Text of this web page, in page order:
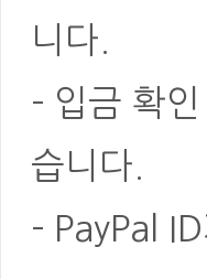
니다.
- 입금 확
습니다.
- PayPal